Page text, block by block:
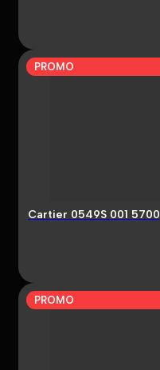
PROMO
Cartier 0549S 001 5700
PROMO